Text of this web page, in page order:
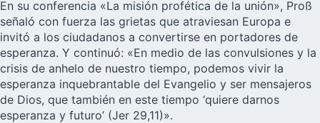
En su conferencia «La misión profética de la unión», Proß
señaló con fuerza las grietas que atraviesan Europa e
invitó a los ciudadanos a convertirse en portadores de
esperanza. Y continuó: «En medio de las convulsiones y la
crisis de anhelo de nuestro tiempo, podemos vivir la
esperanza inquebrantable del Evangelio y ser mensajeros
de Dios, que también en este tiempo ‘quiere darnos
esperanza y futuro’ (Jer 29,11)».